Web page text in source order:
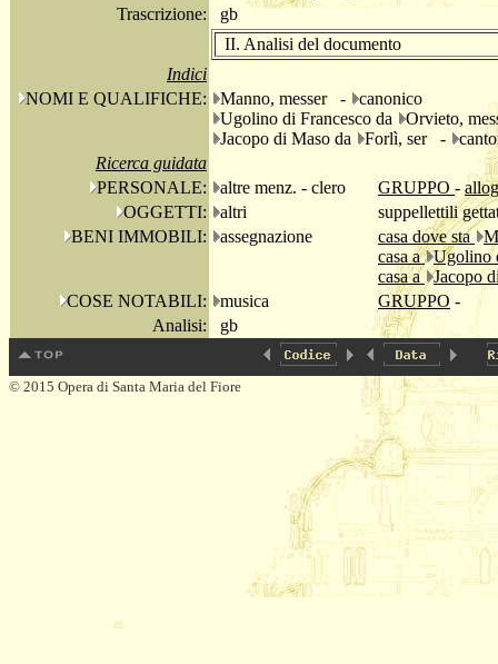
Trascrizione:
gb
II. Analisi del documento
Indici
NOMI E QUALIFICHE:
Manno, messer -
canonico
Ugolino di Francesco da
Orvieto,
Jacopo di Maso da
Forlì, ser -
Ricerca guidata
PERSONALE:
altre menz. - clero GRUPPO -
OGGETTI:
altri
suppellettili
BENI IMMOBILI:
assegnazione casa dove sta
casa a Ugolino
casa a Jacopo
COSE NOTABILI:
musica GRUPPO -
Analisi:
gb
© 2015 Opera di Santa Maria del Fiore